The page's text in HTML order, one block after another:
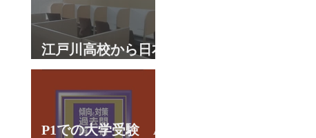
江戸川高校から日本
大学文理学部に合
格 合格体験談
P1での大学受験 A